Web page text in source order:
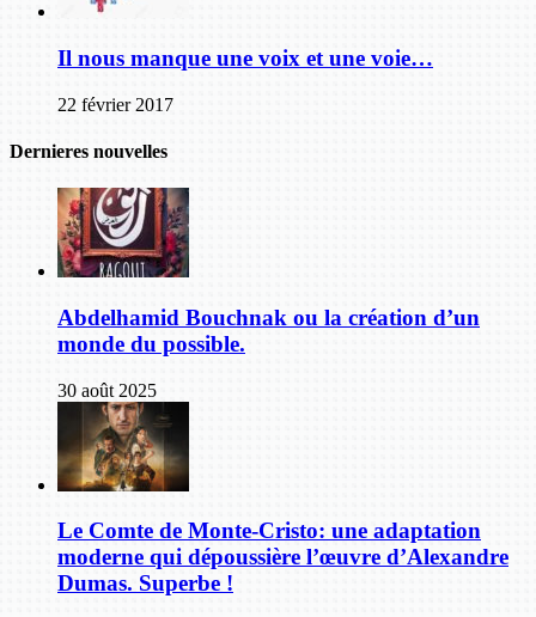
Il nous manque une voix et une voie…
22 février 2017
Dernieres nouvelles
Abdelhamid Bouchnak ou la création d’un
monde du possible.
30 août 2025
Le Comte de Monte-Cristo: une adaptation
moderne qui dépoussière l’œuvre d’Alexandre
Dumas. Superbe !